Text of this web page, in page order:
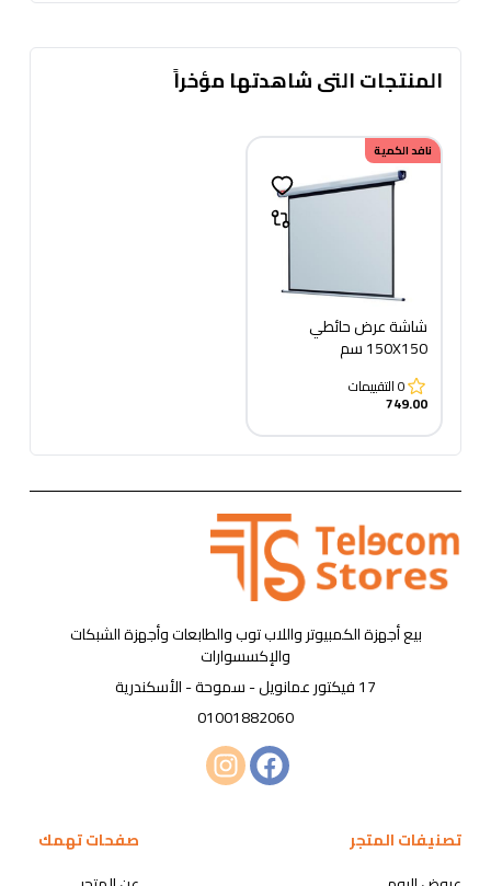
المنتجات التى شاهدتها مؤخراً
نافد الكمية
شاشة عرض حائطي
150X150 سم
0التقييمات
749.00
بيع أجهزة الكمبيوتر واللاب توب والطابعات وأجهزة الشبكات
والإكسسوارات
17 فيكتور عمانويل - سموحة - الأسكندرية
01001882060
تصنيفات المتجر
صفحات تهمك